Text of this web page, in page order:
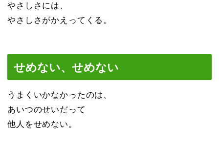
やさしさには、
やさしさがかえってくる。
せめない、せめない
うまくいかなかったのは、
あいつのせいだって
他人をせめない。